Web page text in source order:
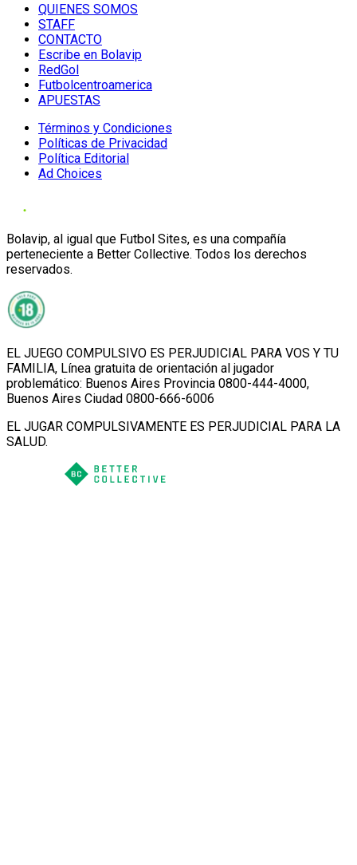
QUIENES SOMOS
STAFF
CONTACTO
Escribe en Bolavip
RedGol
Futbolcentroamerica
APUESTAS
Términos y Condiciones
Políticas de Privacidad
Política Editorial
Ad Choices
Bolavip, al igual que Futbol Sites, es una compañía
perteneciente a Better Collective. Todos los derechos
reservados.
EL JUEGO COMPULSIVO ES PERJUDICIAL PARA VOS Y TU
FAMILIA, Línea gratuita de orientación al jugador
problemático: Buenos Aires Provincia 0800-444-4000,
Buenos Aires Ciudad 0800-666-6006
EL JUGAR COMPULSIVAMENTE ES PERJUDICIAL PARA LA
SALUD.